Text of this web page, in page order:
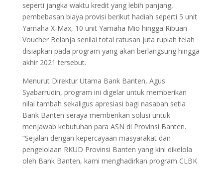
seperti jangka waktu kredit yang lebih panjang,
pembebasan biaya provisi berikut hadiah seperti 5 unit
Yamaha X-Max, 10 unit Yamaha Mio hingga Ribuan
Voucher Belanja senilai total ratusan juta rupiah telah
disiapkan pada program yang akan berlangsung hingga
akhir 2021 tersebut.
Menurut Direktur Utama Bank Banten, Agus
Syabarrudin, program ini digelar untuk memberikan
nilai tambah sekaligus apresiasi bagi nasabah setia
Bank Banten seraya memberikan solusi untuk
menjawab kebutuhan para ASN di Provinsi Banten.
“Sejalan dengan kepercayaan masyarakat dan
pengelolaan RKUD Provinsi Banten yang kini dikelola
oleh Bank Banten, kami menghadirkan program CLBK